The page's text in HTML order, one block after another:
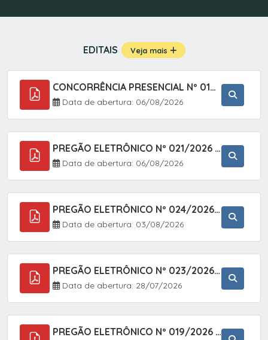
EDITAIS Veja mais
CONCORRÊNCIA PRESENCIAL Nº 019/2025 - PAVIMENTAÇÃO ASFÁLTICA EM TRECHO DA RUA 2 NO BAIRRO VILA SOARES NO MUNICÍPIO DE SETE BARRAS/SP.
Data de abertura: 06/08/2026
PREGÃO ELETRÔNICO Nº 021/2026 - AQUISIÇÃO DE CONTENTORES E CARRINHOS, DESTINADOS A COLETIVA E MANEJO DE RESÍDUOS SÓLIDOS, ATRAVÉS DO SISTEMA DE REGISTRO DE PREÇOS (SRP)
Data de abertura: 06/08/2026
PREGÃO ELETRÔNICO Nº 024/2026 - AQUISIÇÃO DE GÁS MEDICINAL TIPO OXIGÊNIO (1,00 M3, 3,00 M3 E 10,00 M3), EM ATENDIMENTO À SECRETARIA MUNICIPAL DE SAÚDE, ATRAVÉS DO SISTEMA DE REGISTRO DE PREÇOS (SRP)
Data de abertura: 03/08/2026
PREGÃO ELETRÔNICO Nº 023/2026 - AQUISIÇÃO DE ENXOVAL INFANTIL, EM ATENDIMENTO À SECRETARIA MUNICIPAL DE EDUCAÇÃO, ATRAVÉS DO SISTEMA DE REGISTRO DE PREÇOS (SRP).
Data de abertura: 28/07/2026
PREGÃO ELETRÔNICO Nº 019/2026 - CONTRATAÇÃO DE EMPRESA ESPECIALIZADA PARA A PRESTAÇÃO DE SERVIÇOS VETERINÁRIOS CLÍNICOS E CIRÚRGICOS, COM FOCO EM AÇÕES DE SAÚDE PÚBLICA, BEM-ESTAR ANIMAL E CONTROLE POPULACIONAL ÉTICO DE CÃES E GATOS, EM ATENDIMENTO À